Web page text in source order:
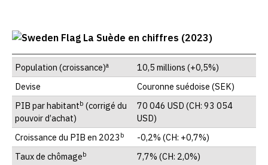
La Suède en chiffres (2023)
Population (croissance)a
10,5 millions (+0,5%)
Devise
Couronne suédoise (SEK)
PIB par habitantb (corrigé du
pouvoir d’achat)
70 046 USD (CH: 93 054
USD)
Croissance du PIB en 2023 b
-0,2% (CH: +0,7%)
Taux de chômageb
7,7% (CH: 2,0%)